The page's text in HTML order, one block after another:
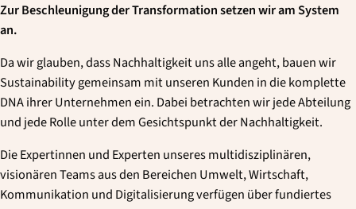
Zur Beschleunigung der Transformation setzen wir am System
an.
Da wir glauben, dass Nachhaltigkeit uns alle angeht, bauen wir
Sustainability gemeinsam mit unseren Kunden in die komplette
DNA ihrer Unternehmen ein. Dabei betrachten wir jede Abteilung
und jede Rolle unter dem Gesichtspunkt der Nachhaltigkeit.
Die Expertinnen und Experten unseres multidisziplinären,
visionären Teams aus den Bereichen Umwelt, Wirtschaft,
Kommunikation und Digitalisierung verfügen über fundiertes